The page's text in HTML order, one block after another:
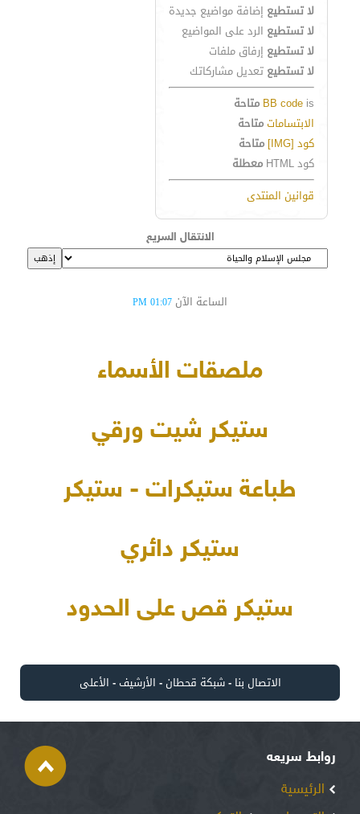
لا تستطيع إضافة مواضيع جديدة
لا تستطيع الرد على المواضيع
لا تستطيع إرفاق ملفات
لا تستطيع تعديل مشاركاتك
BB code is
متاحة
الابتساماتمتاحة
كود [IMG]
متاحة
كود HTML
معطلة
قوانين المنتدى
الانتقال السريع
الساعة الآن 01:07 PM
ملصقات الأسماء
ستيكر شيت ورقي
طباعة ستيكرات - ستيكر
ستيكر دائري
ستيكر قص على الحدود
الاتصال بنا -شبكة قحطان- الأرشيف- الأعلى
روابط سريعه
الرئيسية